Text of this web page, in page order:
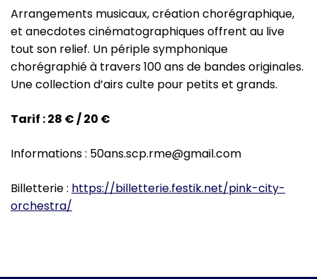
Arrangements musicaux, création chorégraphique,
et anecdotes cinématographiques offrent au live
tout son relief. Un périple symphonique
chorégraphié à travers 100 ans de bandes originales.
Une collection d’airs culte pour petits et grands.
Tarif : 28 € / 20 €
Informations : 50ans.scp.rme@gmail.com
Billetterie : https://billetterie.festik.net/pink-city-
orchestra/